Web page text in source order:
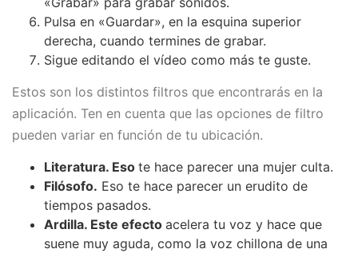
Pulsa en «Guardar», en la esquina superior
derecha, cuando termines de grabar.
Sigue editando el vídeo como más te guste.
Estos son los distintos filtros que encontrarás en la
aplicación. Ten en cuenta que las opciones de filtro
pueden variar en función de tu ubicación.
Literatura. Eso te hace parecer una mujer culta.
Filósofo. Eso te hace parecer un erudito de
tiempos pasados.
Ardilla. Este efecto acelera tu voz y hace que
suene muy aguda, como la voz chillona de una